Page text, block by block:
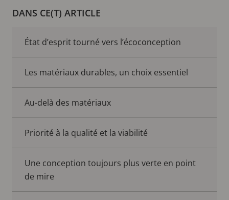
DANS CE(T) ARTICLE
État d’esprit tourné vers l’écoconception
Les matériaux durables, un choix essentiel
Au-delà des matériaux
Priorité à la qualité et la viabilité
Une conception toujours plus verte en point
de mire